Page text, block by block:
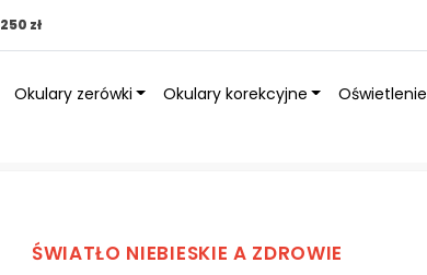
250 zł
Okulary zerówki Okulary korekcyjne Oświetlenie
ŚWIATŁO NIEBIESKIE A ZDROWIE